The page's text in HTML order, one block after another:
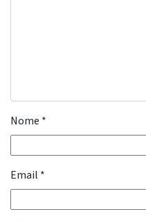
Nome *
Email *